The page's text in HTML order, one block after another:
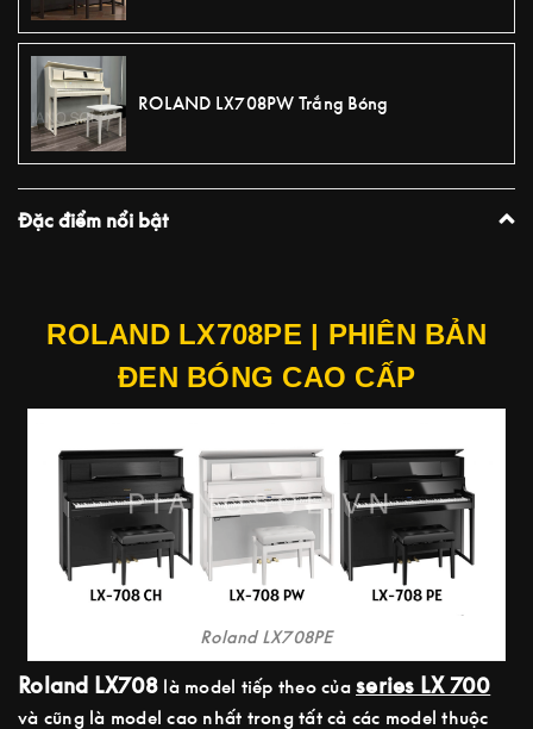
ROLAND LX708PW Trắng Bóng
Đặc điểm nổi bật
ROLAND LX708PE | PHIÊN BẢN
ĐEN BÓNG CAO CẤP
Roland LX708PE
Roland LX708 là model tiếp theo của series LX 700
và cũng là model cao nhất trong tất cả các model thuộc